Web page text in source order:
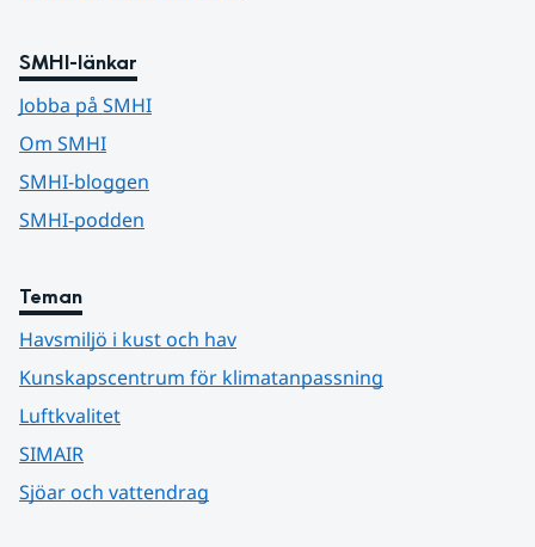
SMHI-länkar
Jobba på SMHI
Om SMHI
SMHI-bloggen
SMHI-podden
Teman
Havsmiljö i kust och hav
Kunskapscentrum för klimatanpassning
Luftkvalitet
SIMAIR
Sjöar och vattendrag